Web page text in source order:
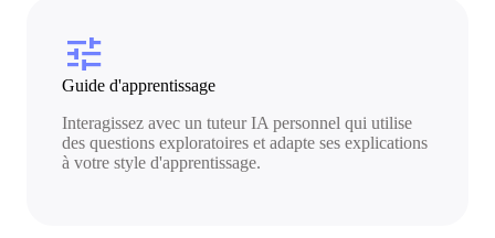
tune
Guide d'apprentissage
Interagissez avec un tuteur IA personnel qui utilise
des questions exploratoires et adapte ses explications
à votre style d'apprentissage.